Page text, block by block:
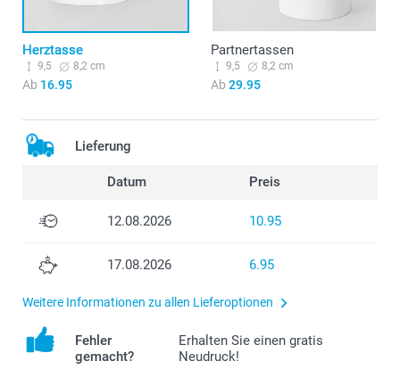
Herztasse
9,5 8,2 cm
Ab 16.95
Partnertassen
9,5 8,2 cm
Ab 29.95
Lieferung
Datum Preis
12.08.2026 10.95
17.08.2026 6.95
Weitere Informationen zu allen Lieferoptionen
Fehler
gemacht?
Erhalten Sie einen gratis
Neudruck!